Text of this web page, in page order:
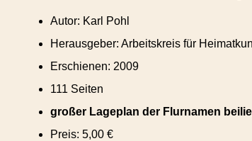
Autor: Karl Pohl
Herausgeber: Arbeitskreis für
Erschienen: 2009
111 Seiten
großer Lageplan der Flurnamen
Preis: 5,00 €